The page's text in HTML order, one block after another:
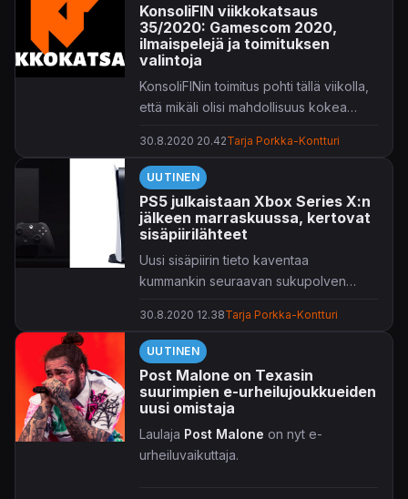
KonsoliFIN viikkokatsaus
35/2020: Gamescom 2020,
ilmaispelejä ja toimituksen
valintoja
KonsoliFINin toimitus pohti tällä viikolla,
että mikäli olisi mahdollisuus kokea
kertaa, niin mikä se olisi?
30.8.2020 20.42Tarja Porkka-Kontturi
UUTINEN
PS5 julkaistaan Xbox Series X:n
jälkeen marraskuussa, kertovat
sisäpiirilähteet
Uusi sisäpiirin tieto kaventaa
kummankin seuraavan sukupolven
30.8.2020 12.38Tarja Porkka-Kontturi
UUTINEN
Post Malone on Texasin
suurimpien e-urheilujoukkueiden
uusi omistaja
Laulaja Post Malone on nyt e-
urheiluvaikuttaja.